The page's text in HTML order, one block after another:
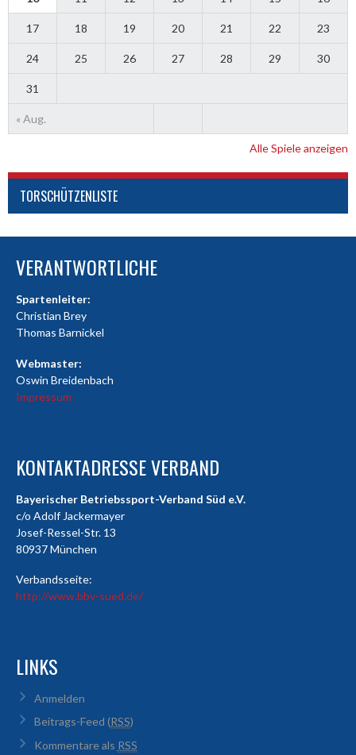
« Aug.
17 18 19 20 21 22 23
24 25 26 27 28 29 30
31
Alle Spiele anzeigen
TORSCHÜTZENLISTE
VERANTWORTLICHE
Spartenleiter:
Christian Brey
Thomas Barnickel
Webmaster:
Oswin Breidenbach
Impressum
KONTAKTADRESSE VERBAND
Bayerischer Betriebssport-Verband Süd e.V.
c/o Adolf Jackermayer
Josef-Ressel-Str. 13
80937 München
Verbandsseite:
http://www.bbv-sued.de/
LINKS
Anmelden
Beitrags-Feed (RSS)
Kommentare als RSS